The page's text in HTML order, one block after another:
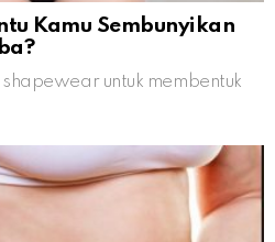
Kamu Sembunyikan
untuk membentuk